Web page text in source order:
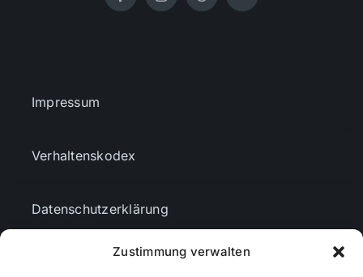
Zustimmung verwalten
Impressum
Verhaltenskodex
Datenschutzerklärung